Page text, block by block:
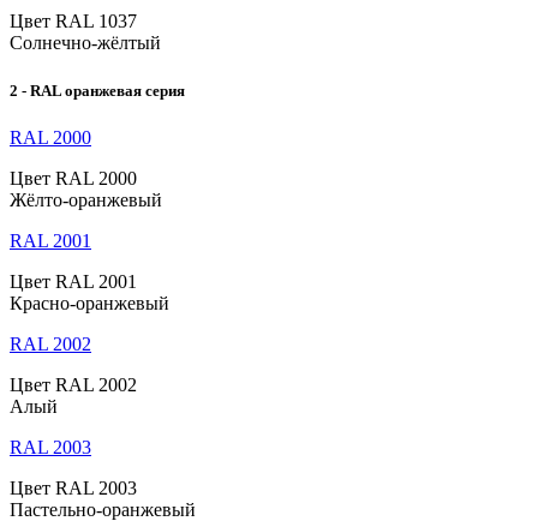
Цвет RAL 1037
Солнечно-жёлтый
2 - RAL оранжевая серия
RAL 2000
Цвет RAL 2000
Жёлто-оранжевый
RAL 2001
Цвет RAL 2001
Красно-оранжевый
RAL 2002
Цвет RAL 2002
Алый
RAL 2003
Цвет RAL 2003
Пастельно-оранжевый